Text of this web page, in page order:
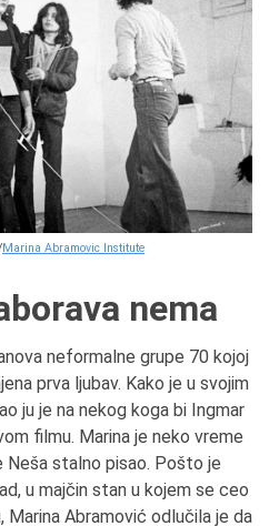
Marina Abramovic Institute
nema
neformalne grupe 70 kojoj
prva ljubav. Kako je u svojim
ju je na nekog koga bi Ingmar
filmu. Marina je neko vreme
Neša stalno pisao. Pošto je
u majčin stan u kojem se ceo
Abramović odlučila je da